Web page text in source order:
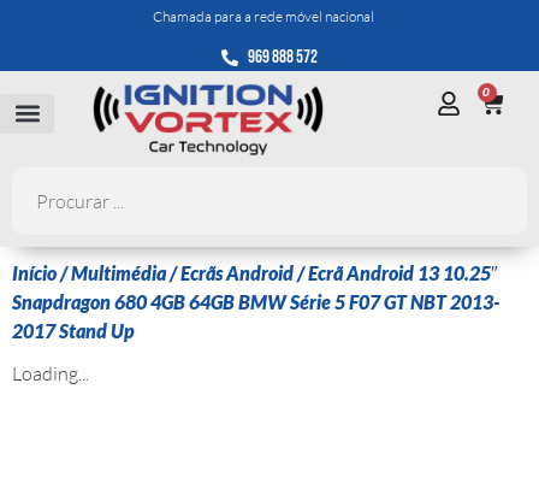
Chamada para a rede móvel nacional
969 888 572
0
Início/Multimédia/Ecrãs Android/ Ecrã Android 13 10.25″
Snapdragon 680 4GB 64GB BMW Série 5 F07 GT NBT 2013-
2017 Stand Up
Loading...